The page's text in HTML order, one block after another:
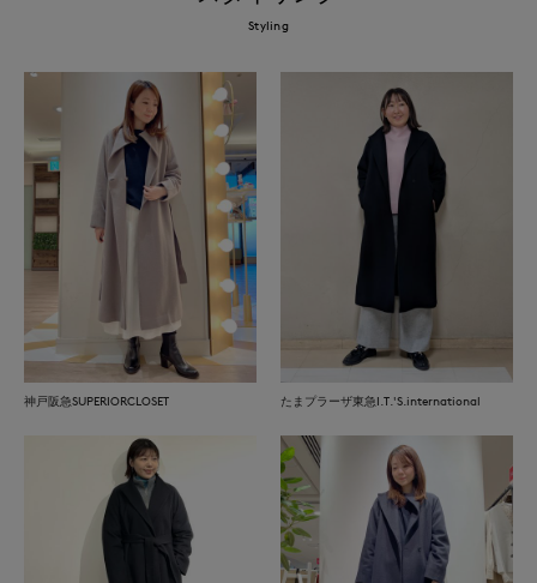
Styling
神戸阪急SUPERIORCLOSET たまプラーザ東急I.T.'S.international